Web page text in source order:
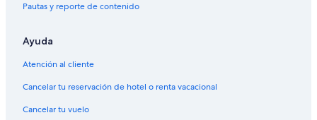
Hoteles haciendas en Ecuador
Hostales en Ecuador
Hoteles Cápsula en Ecuador
Lodges en Ecuador
Moteles en Ecuador
Pautas y reporte de contenido
Ayuda
Atención al cliente
Cancelar tu reservación de hotel o renta vacacional
Cancelar tu vuelo